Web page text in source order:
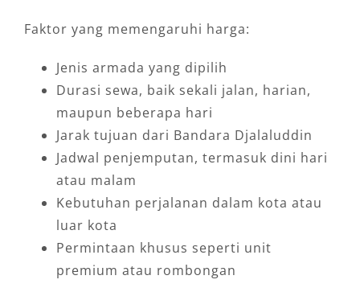
Layanan ini cocok untuk:
Penjemputan dari Bandara Djalaluddin ke
hotel
Drop-off dari hotel menuju bandara
Perjalanan dinas dari bandara ke kantor
atau instansi
Kunjungan keluarga di Kota Gorontalo
Perjalanan wisata ke beberapa titik dalam
satu hari
Transportasi tamu VIP, event, atau
rombongan kecil
Faktor yang memengaruhi harga:
Jenis armada yang dipilih
Durasi sewa, baik sekali jalan, harian,
maupun beberapa hari
Jarak tujuan dari Bandara Djalaluddin
Jadwal penjemputan, termasuk dini hari
atau malam
Kebutuhan perjalanan dalam kota atau
luar kota
Permintaan khusus seperti unit
premium atau rombongan